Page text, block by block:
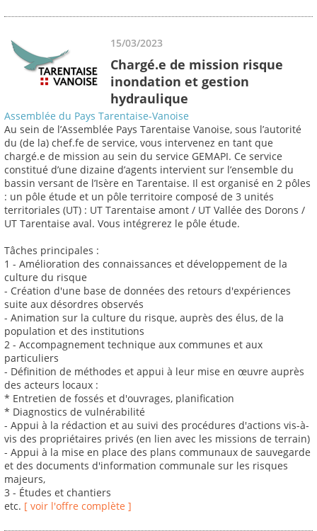
15/03/2023
Chargé.e de mission risque
inondation et gestion
hydraulique
Assemblée du Pays Tarentaise-Vanoise
Au sein de l’Assemblée Pays Tarentaise Vanoise, sous l’autorité
du (de la) chef.fe de service, vous intervenez en tant que
chargé.e de mission au sein du service GEMAPI. Ce service
constitué d’une dizaine d’agents intervient sur l’ensemble du
bassin versant de l’Isère en Tarentaise. Il est organisé en 2 pôles
: un pôle étude et un pôle territoire composé de 3 unités
territoriales (UT) : UT Tarentaise amont / UT Vallée des Dorons /
UT Tarentaise aval. Vous intégrerez le pôle étude.
Tâches principales :
1 - Amélioration des connaissances et développement de la
culture du risque
- Création d'une base de données des retours d'expériences
suite aux désordres observés
- Animation sur la culture du risque, auprès des élus, de la
population et des institutions
2 - Accompagnement technique aux communes et aux
particuliers
- Définition de méthodes et appui à leur mise en œuvre auprès
des acteurs locaux :
* Entretien de fossés et d'ouvrages, planification
* Diagnostics de vulnérabilité
- Appui à la rédaction et au suivi des procédures d'actions vis-à-
vis des propriétaires privés (en lien avec les missions de terrain)
- Appui à la mise en place des plans communaux de sauvegarde
et des documents d'information communale sur les risques
majeurs,
3 - Études et chantiers
etc. [ voir l'offre complète ]